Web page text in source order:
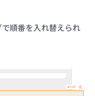
順番を入れ替えられ